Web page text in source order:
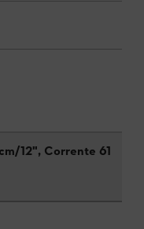
12", Corrente 61